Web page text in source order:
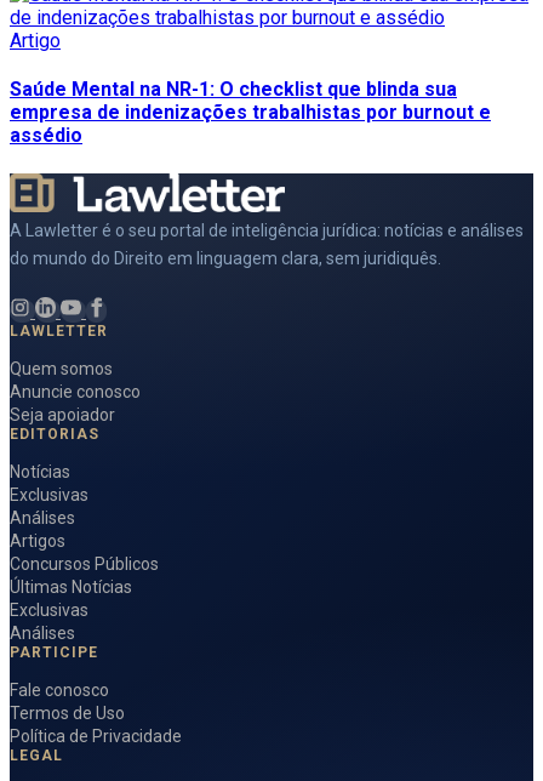
Artigo
Saúde Mental na NR-1: O checklist que blinda sua
empresa de indenizações trabalhistas por burnout e
assédio
A Lawletter é o seu portal de inteligência jurídica: notícias e análises
do mundo do Direito em linguagem clara, sem juridiquês.
LAWLETTER
Quem somos
Anuncie conosco
Seja apoiador
EDITORIAS
Notícias
Exclusivas
Análises
Artigos
Concursos Públicos
Últimas Notícias
Exclusivas
Análises
PARTICIPE
Fale conosco
Termos de Uso
Política de Privacidade
LEGAL